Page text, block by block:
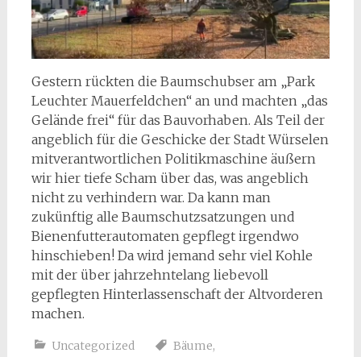
Gestern rückten die Baumschubser am „Park
Leuchter Mauerfeldchen“ an und machten „das
Gelände frei“ für das Bauvorhaben. Als Teil der
angeblich für die Geschicke der Stadt Würselen
mitverantwortlichen Politikmaschine äußern
wir hier tiefe Scham über das, was angeblich
nicht zu verhindern war. Da kann man
zukünftig alle Baumschutzsatzungen und
Bienenfutterautomaten gepflegt irgendwo
hinschieben! Da wird jemand sehr viel Kohle
mit der über jahrzehntelang liebevoll
gepflegten Hinterlassenschaft der Altvorderen
machen.
Uncategorized Bäume,